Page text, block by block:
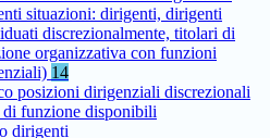
situazioni: dirigenti, dirigenti
discrezionalmente, titolari di
organizzativa con funzioni
14
posizioni dirigenziali discrezionali
di funzione disponibili
dirigenti